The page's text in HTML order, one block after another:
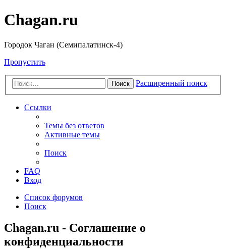
Chagan.ru
Городок Чаган (Семипалатинск-4)
Пропустить
Поиск Расширенный поиск
Ссылки
Темы без ответов
Активные темы
Поиск
FAQ
Вход
Список форумов
Поиск
Chagan.ru - Соглашение о
конфиденциальности